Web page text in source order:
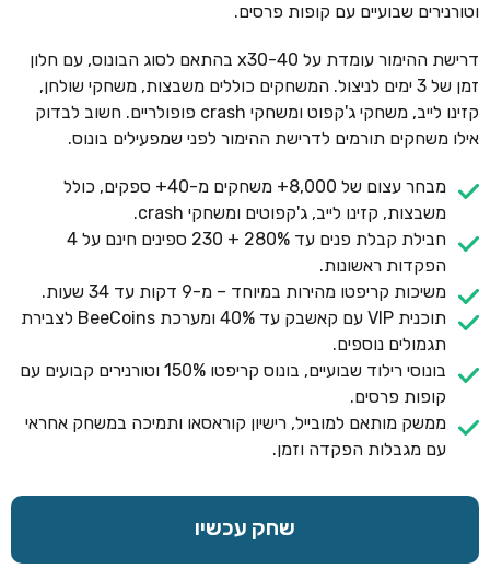
וטורנירים שבועיים עם קופות פרסים.
דרישת ההימור עומדת על x30-40 בהתאם לסוג הבונוס, עם חלון
זמן של 3 ימים לניצול. המשחקים כוללים משבצות, משחקי שולחן,
קזינו לייב, משחקי ג'קפוט ומשחקי crash פופולריים. חשוב לבדוק
אילו משחקים תורמים לדרישת ההימור לפני שמפעילים בונוס.
מבחר עצום של 8,000+ משחקים מ-40+ ספקים, כולל
משבצות, קזינו לייב, ג'קפוטים ומשחקי crash.
חבילת קבלת פנים עד 280% + 230 ספינים חינם על 4
הפקדות ראשונות.
משיכות קריפטו מהירות במיוחד – מ-9 דקות עד 34 שעות.
תוכנית VIP עם קאשבק עד 40% ומערכת BeeCoins לצבירת
תגמולים נוספים.
בונוסי רילוד שבועיים, בונוס קריפטו 150% וטורנירים קבועים עם
קופות פרסים.
ממשק מותאם למובייל, רישיון קוראסאו ותמיכה במשחק אחראי
עם מגבלות הפקדה וזמן.
שחק עכשיו